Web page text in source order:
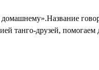
танго-друзей, помогаем